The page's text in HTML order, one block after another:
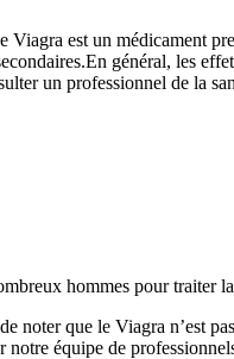
Viagra est un médicament
général, les
un professionnel de la
hommes pour traiter
noter que le Viagra n’est
équipe de